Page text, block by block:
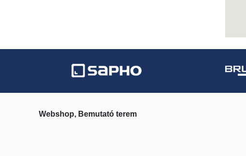
Webshop, Bemutató terem